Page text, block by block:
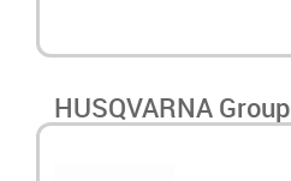
HUSQVARNA Group